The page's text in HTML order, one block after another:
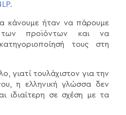
.
κάνουμε ήταν να πάρουμε
των προϊόντων και να
τους στη
γιατί τουλάχιστον για την
η ελληνική γλώσσα δεν
ιδιαίτερη σε σχέση με τα